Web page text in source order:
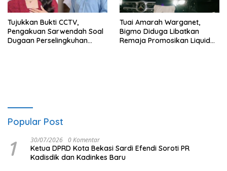
Tujukkan Bukti CCTV,
Pengakuan Sarwendah Soal
Dugaan Perselingkuhan
Tuai Amarah Warganet,
Bigmo Diduga Libatkan
Remaja Promosikan Liquid
Popular Post
1 30/07/2026 0 Komentar
Ketua DPRD Kota Bekasi Sardi Efendi Soroti PR
Kadisdik dan Kadinkes Baru